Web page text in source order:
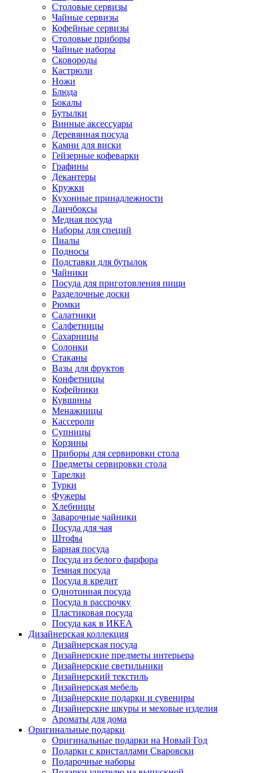
Столовые сервизы
Чайные сервизы
Кофейные сервизы
Столовые приборы
Чайные наборы
Сковороды
Кастрюли
Ножи
Блюда
Бокалы
Бутылки
Винные аксессуары
Деревянная посуда
Камни для виски
Гейзерные кофеварки
Графины
Декантеры
Кружки
Кухонные принадлежности
Ланчбоксы
Медная посуда
Наборы для специй
Пиалы
Подносы
Подставки для бутылок
Чайники
Посуда для приготовления пищи
Разделочные доски
Рюмки
Салатники
Салфетницы
Сахарницы
Солонки
Стаканы
Вазы для фруктов
Конфетницы
Кофейники
Кувшины
Менажницы
Кассероли
Супницы
Корзины
Приборы для сервировки стола
Предметы сервировки стола
Тарелки
Турки
Фужеры
Хлебницы
Заварочные чайники
Посуда для чая
Штофы
Барная посуда
Посуда из белого фарфора
Темная посуда
Посуда в кредит
Однотонная посуда
Посуда в рассрочку
Пластиковая посуда
Посуда как в ИКЕА
Дизайнерская коллекция
Дизайнерская посуда
Дизайнерские предметы интерьера
Дизайнерские светильники
Дизайнерский текстиль
Дизайнерская мебель
Дизайнерские подарки и сувениры
Дизайнерские шкуры и меховые изделия
Ароматы для дома
Оригинальные подарки
Оригинальные подарки на Новый Год
Подарки с кристаллами Сваровски
Подарочные наборы